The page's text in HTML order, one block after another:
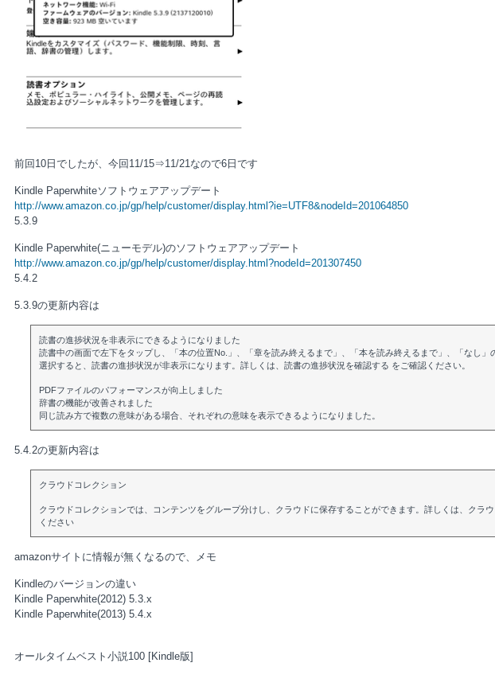
前回10日でしたが、今回11/15⇒11/21なので6日です
Kindle Paperwhiteソフトウェアアップデート
http://www.amazon.co.jp/gp/help/customer/display.html?ie=UTF8&nodeId=201064850
5.3.9
Kindle Paperwhite(ニューモデル)のソフトウェアアップデート
http://www.amazon.co.jp/gp/help/customer/display.html?nodeId=201307450
5.4.2
5.3.9の更新内容は
読書の進捗状況を非表示にできるようになりました
読書中の画面で左下をタップし、「本の位置No.」、「章を読み終えるまで」、「本を読み終えるまで」、「なし
選択すると、読書の進捗状況が非表示になります。詳しくは、読書の進捗状況を確認する をご確認ください。
PDFファイルのパフォーマンスが向上しました
辞書の機能が改善されました
同じ読み方で複数の意味がある場合、それぞれの意味を表示できるようになりました。
5.4.2の更新内容は
クラウドコレクション
クラウドコレクションでは、コンテンツをグループ分けし、クラウドに保存することができます。詳しくは、クラ
ください
amazonサイトに情報が無くなるので、メモ
Kindleのバージョンの違い
Kindle Paperwhite(2012) 5.3.x
Kindle Paperwhite(2013) 5.4.x
オールタイムベスト小説100 [Kindle版]